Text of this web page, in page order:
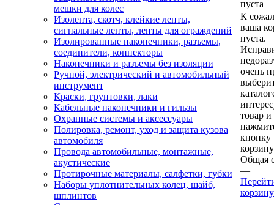
мешки для колес
Изолента, скотч, клейкие ленты,
сигнальные ленты, ленты для ограждений
Изолированные наконечники, разъемы,
соединители, коннекторы
Наконечники и разъемы без изоляции
Ручной, электрический и автомобильный
инструмент
Краски, грунтовки, лаки
Кабельные наконечники и гильзы
Охранные системы и аксессуары
Полировка, ремонт, уход и защита кузова
автомобиля
Провода автомобильные, монтажные,
акустические
Протирочные материалы, салфетки, губки
Наборы уплотнительных колец, шайб,
шплинтов
пуста
К
ваша
пуста.
очень
товар и
кнопку
Общая
—
корзину